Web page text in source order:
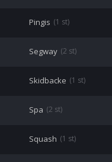
Pingis (1 st)
Segway (2 st)
Skidbacke (1 st)
Spa (2 st)
Squash (1 st)